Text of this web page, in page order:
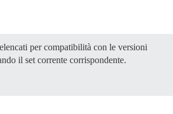
per compatibilità con le versioni
il set corrente corrispondente.